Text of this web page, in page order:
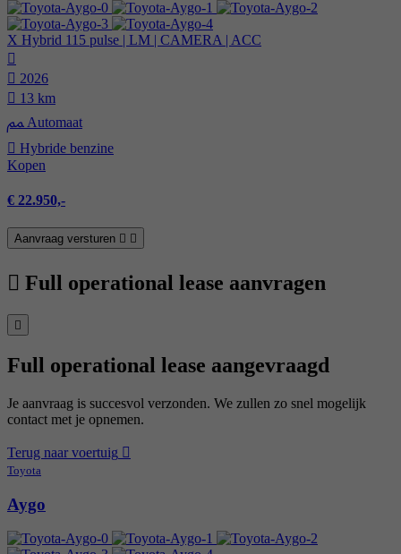
X Hybrid 115 pulse | LM | CAMERA | ACC
2026
13 km
Automaat
Hybride benzine
Kopen
€ 22.950,-
Aanvraag versturen
Full operational lease aanvragen
Full operational lease aangevraagd
Je aanvraag is succesvol verzonden. We zullen zo snel mogelijk
contact met je opnemen.
Terug naar voertuig
Toyota
Aygo